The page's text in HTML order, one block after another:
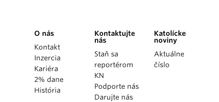
O nás
Kontakt
Inzercia
Kariéra
2% dane
História
Kontaktujte
nás
Staň sa
reportérom
KN
Podporte nás
Darujte nás
Katolícke
noviny
Aktuálne
číslo